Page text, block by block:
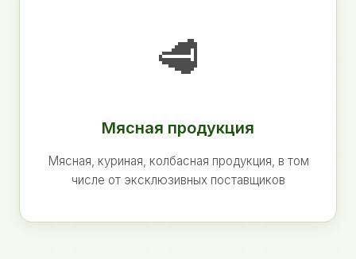
🥩
Мясная продукция
Мясная, куриная, колбасная продукция, в том
числе от эксклюзивных поставщиков